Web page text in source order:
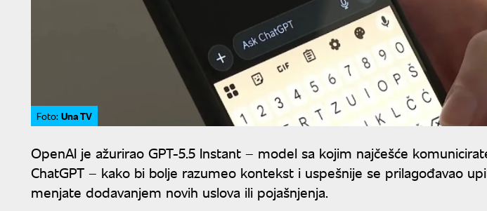
Foto: Una TV
OpenAI je ažurirao GPT-5.5 Instant – model sa kojim najčešće
ChatGPT – kako bi bolje razumeo kontekst i uspešnije se prilagođavao
menjate dodavanjem novih uslova ili pojašnjenja.